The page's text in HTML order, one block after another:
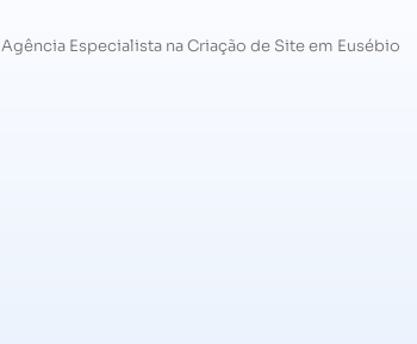
Agência Especialista na Criação de Site em Eusébio